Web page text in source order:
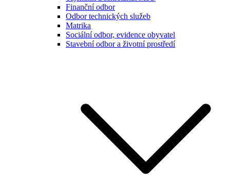
Finanční odbor
Odbor technických služeb
Matrika
Sociální odbor, evidence obyvatel
Stavební odbor a životní prostředí